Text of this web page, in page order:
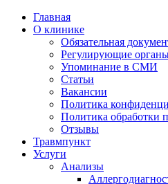
Главная
О клинике
Обязательная
Регулирующие
Упоминание в СМИ
Статьи
Вакансии
Политика
Политика обработки
Отзывы
Травмпункт
Услуги
Анализы